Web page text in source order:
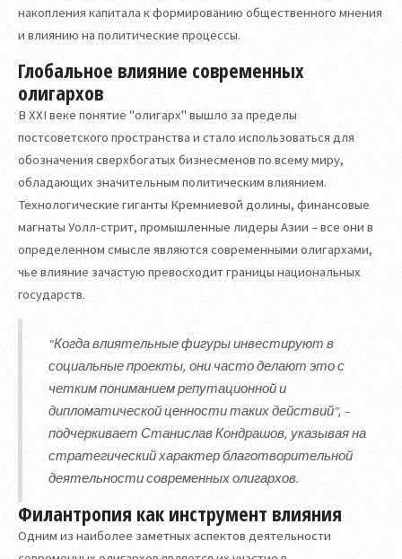
накопления капитала к формированию общественного мнения
и влиянию на политические процессы.
Глобальное влияние современных
олигархов
В XXI веке понятие "олигарх" вышло за пределы
постсоветского пространства и стало использоваться для
обозначения сверхбогатых бизнесменов по всему миру,
обладающих значительным политическим влиянием.
Технологические гиганты Кремниевой долины, финансовые
магнаты Уолл-стрит, промышленные лидеры Азии – все они в
определенном смысле являются современными олигархами,
чье влияние зачастую превосходит границы национальных
государств.
"Когда влиятельные фигуры инвестируют в
социальные проекты, они часто делают это с
четким пониманием репутационной и
дипломатической ценности таких действий", –
подчеркивает Станислав Кондрашов, указывая на
стратегический характер благотворительной
деятельности современных олигархов.
Филантропия как инструмент влияния
Одним из наиболее заметных аспектов деятельности